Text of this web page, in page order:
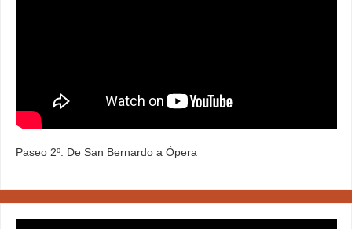
Paseo 2º: De San Bernardo a Ópera